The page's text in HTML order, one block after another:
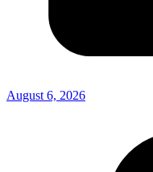
August 6, 2026